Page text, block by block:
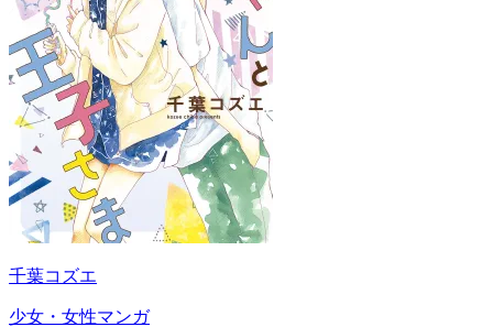
千葉コズエ
少女・女性マンガ